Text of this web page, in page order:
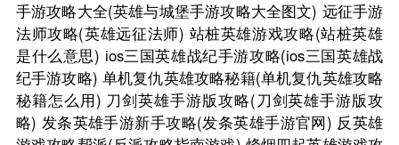
手游攻略大全(英雄与城堡手游攻略大全图文) 远征手游
法师攻略(英雄远征法师) 站桩英雄游戏攻略(站桩英雄
是什么意思) ios三国英雄战纪手游攻略(ios三国英雄战
纪手游攻略) 单机复仇英雄攻略秘籍(单机复仇英雄攻略
秘籍怎么用) 刀剑英雄手游版攻略(刀剑英雄手游版攻
略) 发条英雄手游新手攻略(发条英雄手游官网) 反英雄